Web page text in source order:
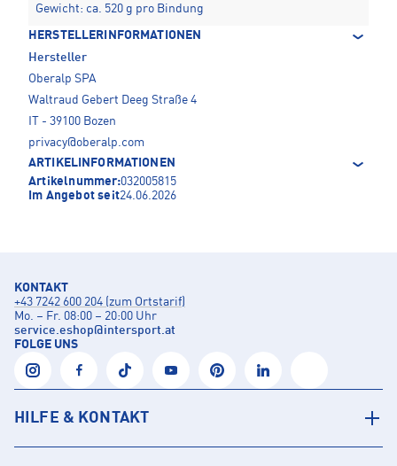
Gewicht: ca. 520 g pro Bindung
HERSTELLERINFORMATIONEN
Hersteller
Oberalp SPA
Waltraud Gebert Deeg Straße 4
IT - 39100 Bozen
privacy@oberalp.com
ARTIKELINFORMATIONEN
Artikelnummer:032005815
Im Angebot seit24.06.2026
KONTAKT
+43 7242 600 204 (zum Ortstarif)
Mo. – Fr. 08:00 – 20:00 Uhr
service.eshop@intersport.at
FOLGE UNS
HILFE & KONTAKT